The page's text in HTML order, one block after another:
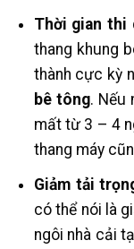
Thời gian thi
thang khung
thành cực kỳ
bê tông. Nếu
mất từ 3 – 4
thang máy
Giảm tải
có thể nói là
ngôi nhà cải